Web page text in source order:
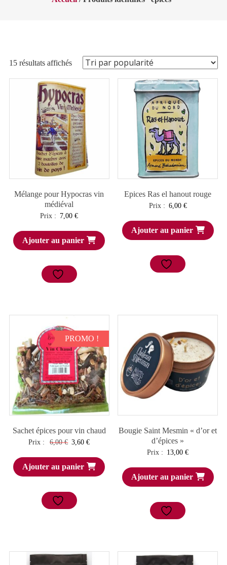
15 résultats affichésTrié
par
popularité
Mélange pour Hypocras vin
médiéval
Prix : 7,00€
Ajouter au panier
Epices Ras el hanout rouge
Prix : 6,00 €
Ajouter au panier
PROMO !
Sachet épices pour vin chaud
Prix : 6,00€ Le
initial
6,00 €.
3,60€Le
actuel
Ajouter au panier
Bougie Saint Mesmin « d’or et
d’épices »
Prix : 13,00€
Ajouter au panier